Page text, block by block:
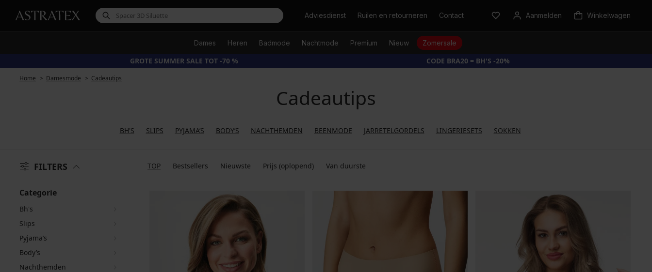
ZoekenAdviesdienst Ruilen en retourneren Contact Aanmelden Winkelwagen
Dames Heren Badmode Nachtmode Premium Nieuw Zomersale
GROTE SUMMER SALE TOT -70 % CODE BRA20 = BH'S -20%
Home Damesmode Cadeautips
Cadeautips
BH'S SLIPS PYJAMA’S BODY’S NACHTHEMDEN BEENMODE JARRETELGORDELS LINGERIESETS SOKKEN
FILTERS TOP Bestsellers Nieuwste Prijs (oplopend) Van duurste
Categorie
Bh's
Slips
Pyjama’s
Body’s
Nachthemden